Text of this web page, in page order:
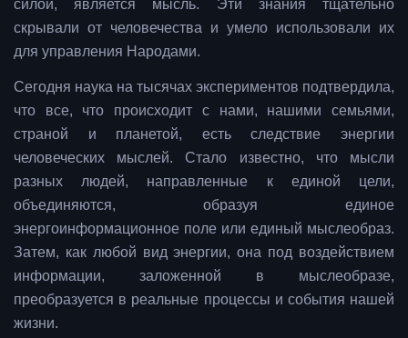
силой, является мысль. Эти знания тщательно
скрывали от человечества и умело использовали их
для управления Народами.
Сегодня наука на тысячах экспериментов подтвердила,
что все, что происходит с нами, нашими семьями,
страной и планетой, есть следствие энергии
человеческих мыслей. Стало известно, что мысли
разных людей, направленные к единой цели,
объединяются, образуя единое
энергоинформационное поле или единый мыслеобраз.
Затем, как любой вид энергии, она под воздействием
информации, заложенной в мыслеобразе,
преобразуется в реальные процессы и события нашей
жизни.